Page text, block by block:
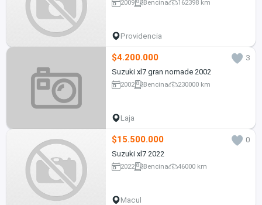
2009 Bencina 162398 km
Providencia
$4.200.000
3
Suzuki xl7 gran nomade 2002
2002 Bencina 230000 km
Laja
$15.500.000
0
Suzuki xl7 2022
2022 Bencina 46000 km
Macul